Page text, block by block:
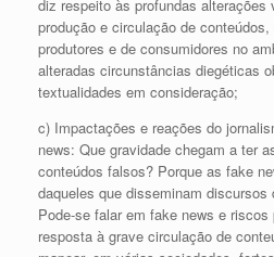
diz respeito às profundas
produção e circulação de
produtores e de consumidores no
alteradas circunstâncias diegéticas
textualidades em consideração;
c) Impactações e reações do
news: Que gravidade chegam a ter
conteúdos falsos? Porque as fake
daqueles que disseminam discursos
Pode-se falar em fake news e
resposta à grave circulação de